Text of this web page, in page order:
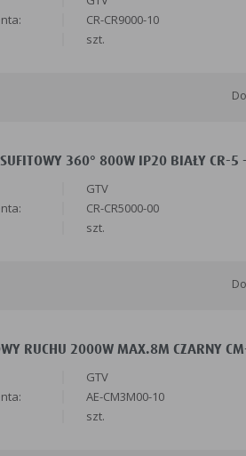
CR-CR9000-10
szt.
SUFITOWY 360° 800W IP20 BIAŁY CR-
GTV
CR-CR5000-00
szt.
RUCHU 2000W MAX.8M CZARNY
GTV
AE-CM3M00-10
szt.